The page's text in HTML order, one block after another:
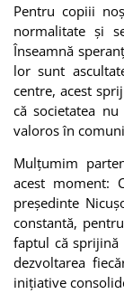
Pentru copiii
normalitate și
Înseamnă
lor sunt
centre, acest
că societatea
valoros în
Mulțumim
acest moment:
președinte
constantă,
faptul că sprijină
dezvoltarea
inițiative